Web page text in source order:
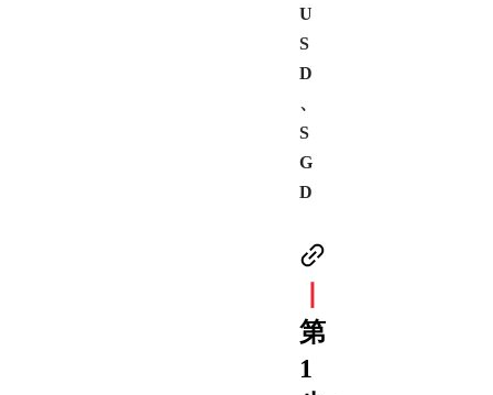
U
S
D
、
S
G
D
第
1